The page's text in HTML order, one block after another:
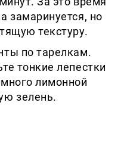
замаринуется, но
текстуру.
по тарелкам.
тонкие лепестки
лимонной
зелень.